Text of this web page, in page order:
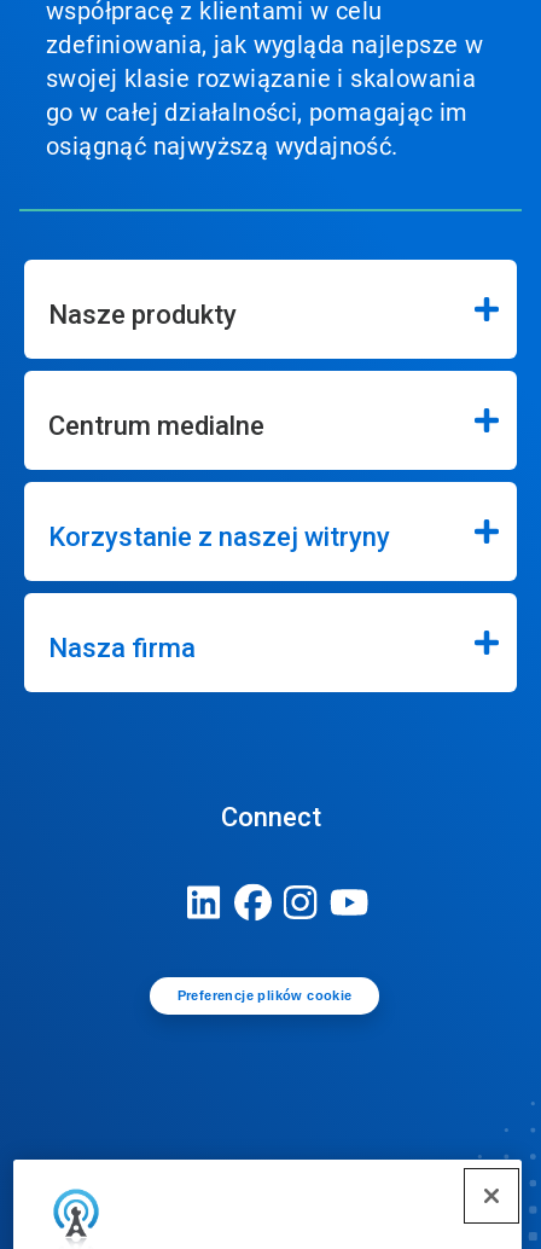
współpracę z klientami w celu
zdefiniowania, jak wygląda najlepsze w
swojej klasie rozwiązanie i skalowania
go w całej działalności, pomagając im
osiągnąć najwyższą wydajność.
Nasze produkty
Centrum medialne
Korzystanie z naszej witryny
Nasza firma
Connect
Preferencje plików cookie